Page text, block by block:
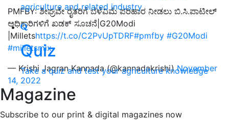
agriculture and related industry
Quiz
Take a quiz and test your agriculture knowledge
Magazine
Subscribe to our print & digital magazines now
PMFBY: ಶೀಘ್ರವೇ ರೈತರಿಗೆ ಬೆಳೆವಿಮೆ ಪರಿಹಾರ ನೀಡಲು ಬಿ.ಸಿ.ಪಾಟೀಲ್‌
ಅಧಿಕಾರಿಗಳಿಗೆ ಖಡಕ್‌ ಸೂಚನೆ|G20Modi
|Milletshttps://t.co/C2PvUpTDRF#pmfby #G20Modi
#milletsmix
— Krishi Jagran Kannada (@kannadakrishi)November
14, 2022